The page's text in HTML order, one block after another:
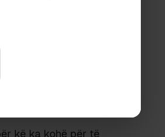
gjatë një
Valentinin.
kë ka kohë për të